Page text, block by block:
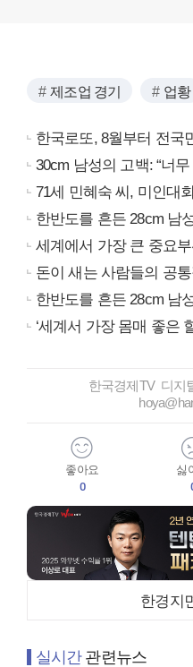
제조업 경기 업황
한국로또, 8월부터 전국
30cm 남성의 고백: “너
71세 민혜숙 씨, 미인대
한반도를 흔든 28cm 남
세계에서 가장 큰 중요
돈이 새는 사람들의 공
한반도를 흔든 28cm 남
‘세계서 가장 몸매 좋은
한국경제TV 디지
좋아요
0
싫
한경지
실시간관련뉴스